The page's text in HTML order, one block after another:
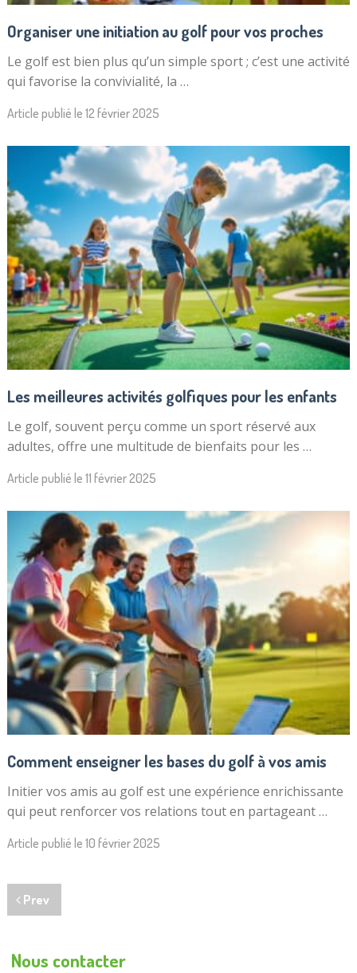
Organiser une initiation au golf pour vos proches
Le golf est bien plus qu’un simple sport ; c’est une activité
qui favorise la convivialité, la …
Article publié le 12 février 2025
Les meilleures activités golfiques pour les enfants
Le golf, souvent perçu comme un sport réservé aux
adultes, offre une multitude de bienfaits pour les …
Article publié le 11 février 2025
Comment enseigner les bases du golf à vos amis
Initier vos amis au golf est une expérience enrichissante
qui peut renforcer vos relations tout en partageant …
Article publié le 10 février 2025
Prev
Nous contacter